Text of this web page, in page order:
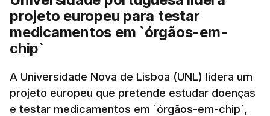
projeto europeu para testar
medicamentos em `órgãos-em-
chip`
A Universidade Nova de Lisboa (UNL) lidera um
projeto europeu que pretende estudar doenças
e testar medicamentos em `órgãos-em-chip`,